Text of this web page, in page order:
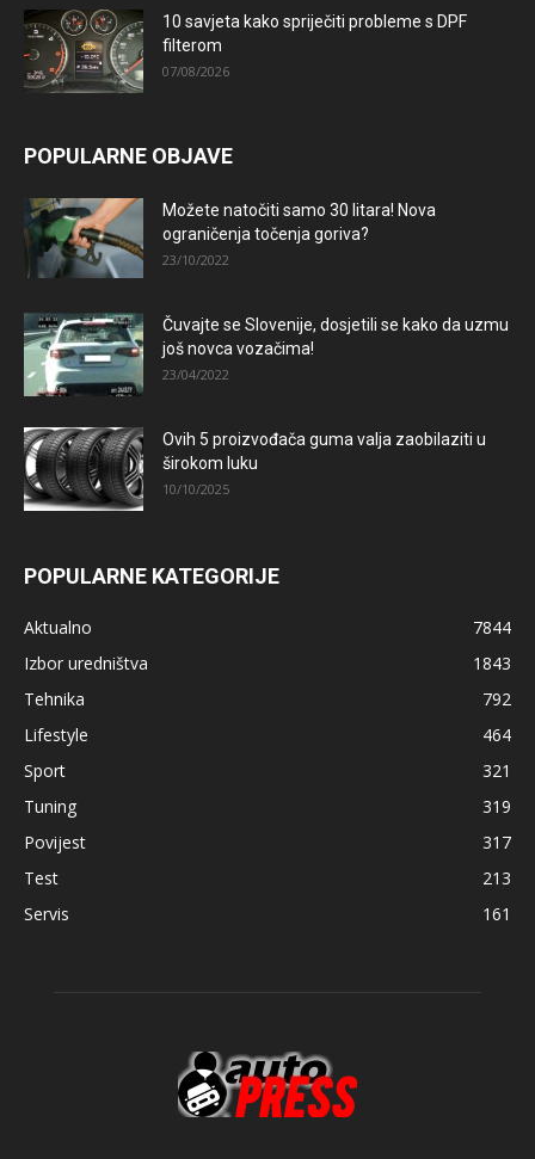
10 savjeta kako spriječiti probleme s DPF
filterom
07/08/2026
POPULARNE OBJAVE
Možete natočiti samo 30 litara! Nova
ograničenja točenja goriva?
23/10/2022
Čuvajte se Slovenije, dosjetili se kako da uzmu
još novca vozačima!
23/04/2022
Ovih 5 proizvođača guma valja zaobilaziti u
širokom luku
10/10/2025
POPULARNE KATEGORIJE
Aktualno
7844
Izbor uredništva
1843
Tehnika
792
Lifestyle
464
Sport
321
Tuning
319
Povijest
317
Test
213
Servis
161